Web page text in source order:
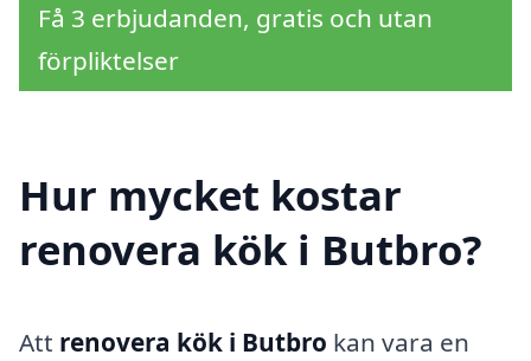
Få 3 erbjudanden, gratis och utan
förpliktelser
Hur mycket kostar
renovera kök i Butbro?
Att renovera kök i Butbro kan vara en